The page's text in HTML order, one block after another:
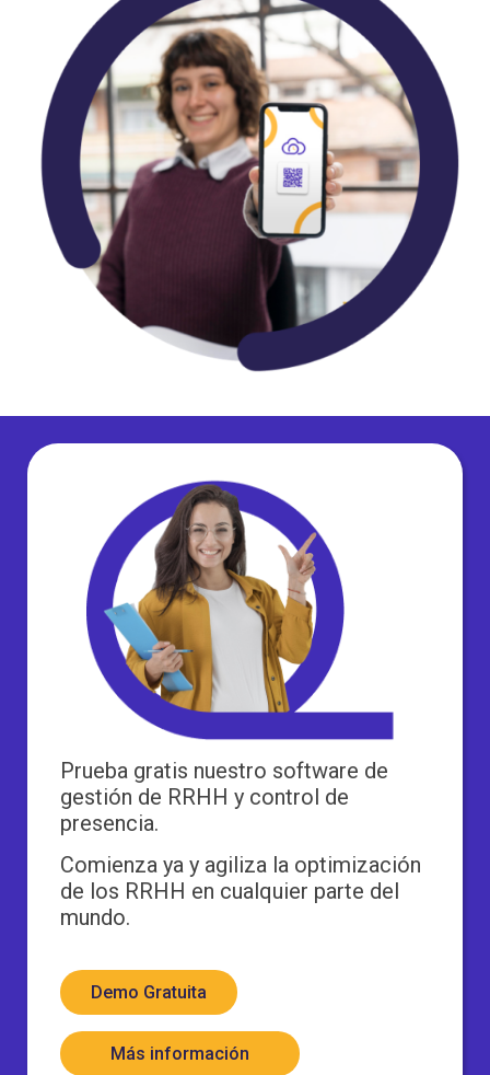
Prueba gratis nuestro software de
gestión de RRHH y control de
presencia.
Comienza ya y agiliza la optimización
de los RRHH en cualquier parte del
mundo.
Demo Gratuita
Más información